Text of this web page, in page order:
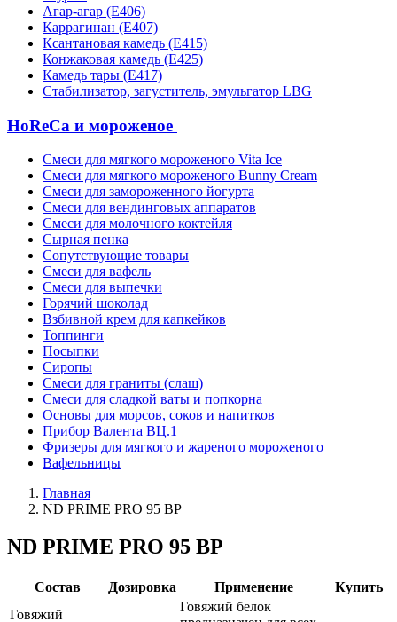
Агар-агар (Е406)
Каррагинан (Е407)
Ксантановая камедь (Е415)
Конжаковая камедь (Е425)
Камедь тары (Е417)
Стабилизатор, загуститель, эмульгатор LBG
HoReCa и мороженое
Смеси для мягкого мороженого Vita Ice
Смеси для мягкого мороженого Bunny Cream
Смеси для замороженного йогурта
Смеси для вендинговых аппаратов
Смеси для молочного коктейля
Сырная пенка
Сопутствующие товары
Смеси для вафель
Смеси для выпечки
Горячий шоколад
Взбивной крем для капкейков
Топпинги
Посыпки
Сиропы
Смеси для граниты (слаш)
Смеси для сладкой ваты и попкорна
Основы для морсов, соков и напитков
Прибор Валента ВЦ.1
Фризеры для мягкого и жареного мороженого
Вафельницы
Главная
ND PRIME PRO 95 BP
ND PRIME PRO 95 BP
Состав Дозировка Применение
Купить
Говяжий
Говяжий белок